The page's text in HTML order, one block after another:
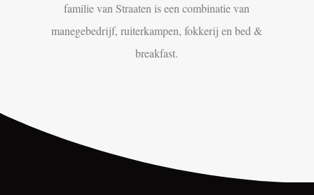
familie van Straaten is een combinatie van
manegebedrijf, ruiterkampen, fokkerij en bed &
breakfast.